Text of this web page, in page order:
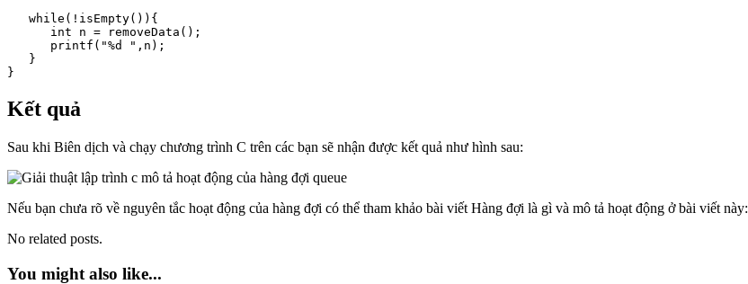
   while(!isEmpty()){
      int n = removeData();
      printf("%d ",n);
   }
}
Kết quả
Sau khi Biên dịch và chạy chương trình C trên các bạn sẽ nhận được kết quả như hình sau:
Nếu bạn chưa rõ về nguyên tắc hoạt động của hàng đợi có thể tham khảo bài viết Hàng đợi là gì và mô tả hoạt động ở bài viết này:
No related posts.
You might also like...